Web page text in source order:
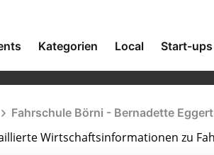
Kategorien Local Start-ups
Fahrschule Börni - Bernadette Eggert
Wirtschaftsinformationen zu